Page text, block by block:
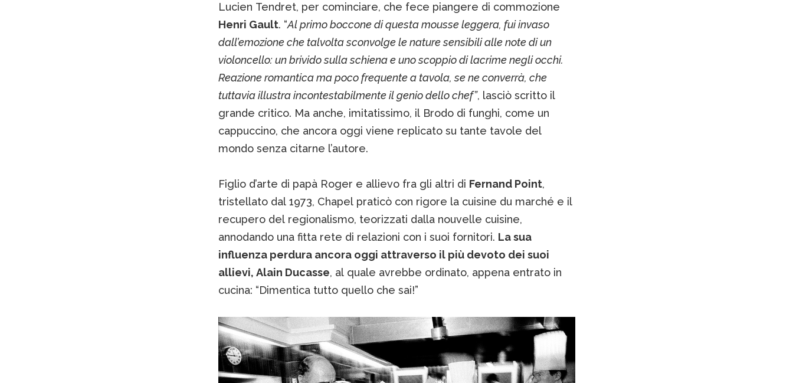
Lucien Tendret, per cominciare, che fece piangere di commozione
Henri Gault. “Al primo boccone di questa mousse leggera, fui invaso
dall’emozione che talvolta sconvolge le nature sensibili alle note di un
violoncello: un brivido sulla schiena e uno scoppio di lacrime negli occhi.
Reazione romantica ma poco frequente a tavola, se ne converrà, che
tuttavia illustra incontestabilmente il genio dello chef”, lasciò scritto il
grande critico. Ma anche, imitatissimo, il Brodo di funghi, come un
cappuccino, che ancora oggi viene replicato su tante tavole del
mondo senza citarne l’autore.
Figlio d’arte di papà Roger e allievo fra gli altri di Fernand Point,
tristellato dal 1973, Chapel praticò con rigore la cuisine du marché e il
recupero del regionalismo, teorizzati dalla nouvelle cuisine,
annodando una fitta rete di relazioni con i suoi fornitori. La sua
influenza perdura ancora oggi attraverso il più devoto dei suoi
allievi, Alain Ducasse, al quale avrebbe ordinato, appena entrato in
cucina: “Dimentica tutto quello che sai!”